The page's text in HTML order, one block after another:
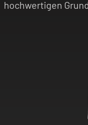
hochwertigen